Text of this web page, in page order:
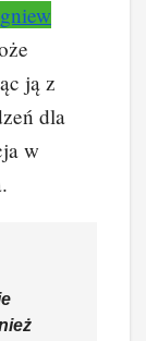
ją z
dla
w